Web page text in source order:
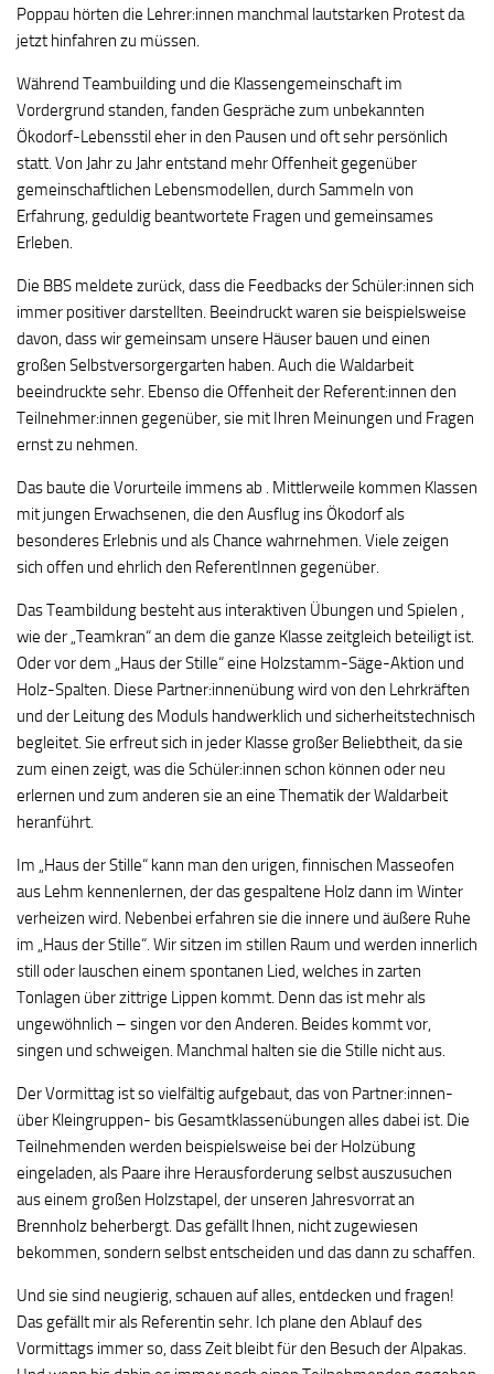
Poppau hörten die Lehrer:innen manchmal lautstarken Protest da
jetzt hinfahren zu müssen.
Während Teambuilding und die Klassengemeinschaft im
Vordergrund standen, fanden Gespräche zum unbekannten
Ökodorf-Lebensstil eher in den Pausen und oft sehr persönlich
statt. Von Jahr zu Jahr entstand mehr Offenheit gegenüber
gemeinschaftlichen Lebensmodellen, durch Sammeln von
Erfahrung, geduldig beantwortete Fragen und gemeinsames
Erleben.
Die BBS meldete zurück, dass die Feedbacks der Schüler:innen sich
immer positiver darstellten. Beeindruckt waren sie beispielsweise
davon, dass wir gemeinsam unsere Häuser bauen und einen
großen Selbstversorgergarten haben. Auch die Waldarbeit
beeindruckte sehr. Ebenso die Offenheit der Referent:innen den
Teilnehmer:innen gegenüber, sie mit Ihren Meinungen und Fragen
ernst zu nehmen.
Das baute die Vorurteile immens ab . Mittlerweile kommen Klassen
mit jungen Erwachsenen, die den Ausflug ins Ökodorf als
besonderes Erlebnis und als Chance wahrnehmen. Viele zeigen
sich offen und ehrlich den ReferentInnen gegenüber.
Das Teambildung besteht aus interaktiven Übungen und Spielen ,
wie der „Teamkran“ an dem die ganze Klasse zeitgleich beteiligt ist.
Oder vor dem „Haus der Stille“ eine Holzstamm-Säge-Aktion und
Holz-Spalten. Diese Partner:innenübung wird von den Lehrkräften
und der Leitung des Moduls handwerklich und sicherheitstechnisch
begleitet. Sie erfreut sich in jeder Klasse großer Beliebtheit, da sie
zum einen zeigt, was die Schüler:innen schon können oder neu
erlernen und zum anderen sie an eine Thematik der Waldarbeit
heranführt.
Im „Haus der Stille“ kann man den urigen, finnischen Masseofen
aus Lehm kennenlernen, der das gespaltene Holz dann im Winter
verheizen wird. Nebenbei erfahren sie die innere und äußere Ruhe
im „Haus der Stille“. Wir sitzen im stillen Raum und werden innerlich
still oder lauschen einem spontanen Lied, welches in zarten
Tonlagen über zittrige Lippen kommt. Denn das ist mehr als
ungewöhnlich – singen vor den Anderen. Beides kommt vor,
singen und schweigen. Manchmal halten sie die Stille nicht aus.
Der Vormittag ist so vielfältig aufgebaut, das von Partner:innen-
über Kleingruppen- bis Gesamtklassenübungen alles dabei ist. Die
Teilnehmenden werden beispielsweise bei der Holzübung
eingeladen, als Paare ihre Herausforderung selbst auszusuchen
aus einem großen Holzstapel, der unseren Jahresvorrat an
Brennholz beherbergt. Das gefällt Ihnen, nicht zugewiesen
bekommen, sondern selbst entscheiden und das dann zu schaffen.
Und sie sind neugierig, schauen auf alles, entdecken und fragen!
Das gefällt mir als Referentin sehr. Ich plane den Ablauf des
Vormittags immer so, dass Zeit bleibt für den Besuch der Alpakas.